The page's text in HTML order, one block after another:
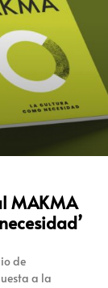
MAKMA
de
a la